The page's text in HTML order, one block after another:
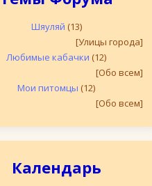
Шяуляй (13)
[Улицы города]
Любимые кабачки (12)
[Обо всем]
Мои питомцы (12)
[Обо всем]
Календарь